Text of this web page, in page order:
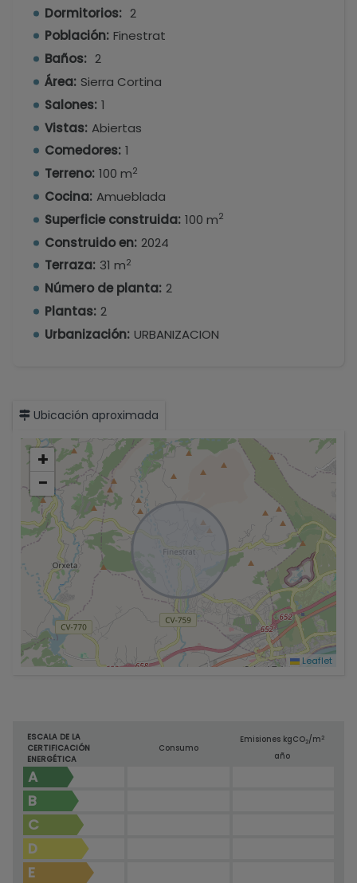
ascensor. El cliente puede elegir entre dos tipos
de viviendas: Viviendas tipo esquina o viviendas
tipo centro. Ambas, con gran terraza y solárium
en las plantas altas.
Dormitorios: 2
Población: Finestrat
Baños: 2
Área: Sierra Cortina
Salones: 1
Vistas: Abiertas
Comedores: 1
Terreno: 100 m2
Cocina: Amueblada
Superficie construida: 100 m2
Construido en: 2024
Terraza: 31 m2
Número de planta: 2
Plantas: 2
Urbanización: URBANIZACION
Ubicación aproximada
+
−
Leaflet
ESCALA DE LA
CERTIFICACIÓN
ENERGÉTICA
Consumo
Emisiones kgCO2/m2
año
A
B
C
D
E